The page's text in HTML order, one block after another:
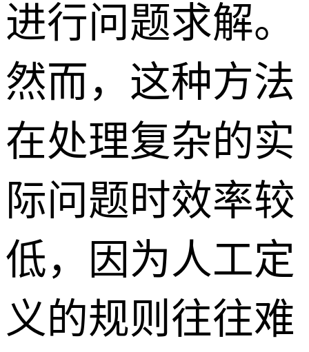
进行问题求解。
然而，这种方法
在处理复杂的实
际问题时效率较
低，因为人工定
义的规则往往难